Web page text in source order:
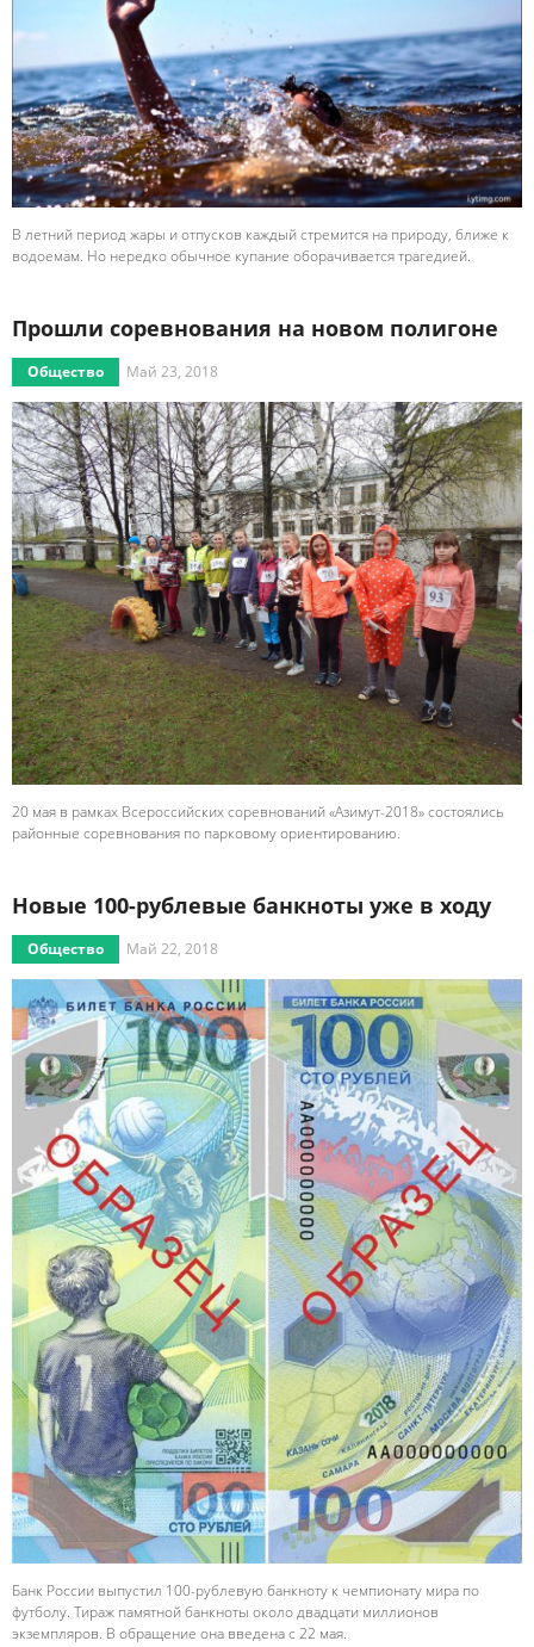
В летний период жары и отпусков каждый стремится на природу, ближе к
водоемам. Но нередко обычное купание оборачивается трагедией.
Прошли соревнования на новом полигоне
Общество Май 23, 2018
20 мая в рамках Всероссийских соревнований «Азимут-2018» состоялись
районные соревнования по парковому ориентированию.
Новые 100-рублевые банкноты уже в ходу
Общество Май 22, 2018
Банк России выпустил 100-рублевую банкноту к чемпионату мира по
футболу. Тираж памятной банкноты около двадцати миллионов
экземпляров. В обращение она введена с 22 мая.